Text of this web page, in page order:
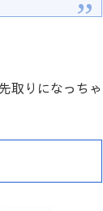
取りになっちゃ